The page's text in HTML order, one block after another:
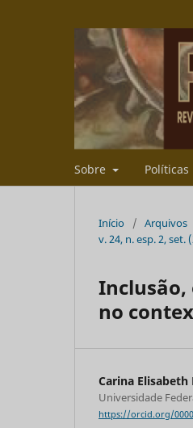
Sobre Políticas
Início / Arquivos
v. 24, n. esp. 2,
Inclusão,
no
Carina Elisabeth
Universidade
https://orcid.org/